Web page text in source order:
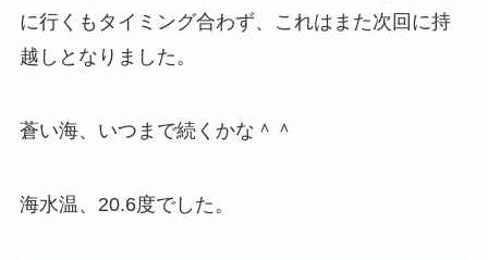
に行くもタイミング合わず、これはまた次回に持
越しとなりました。
蒼い海、いつまで続くかな＾＾
海水温、20.6度でした。